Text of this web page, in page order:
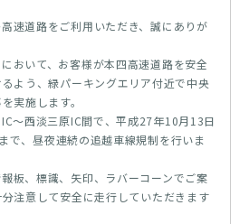
速道路をご利用いただき、誠にありが
おいて、お客様が本四高速道路を安全
よう、緑パーキングエリア付近で中央
実施します。
～西淡三原IC間で、平成27年10月13日
で、昼夜連続の追越車線規制を行いま
板、標識、矢印、ラバーコーンでご案
注意して安全に走行していただきます